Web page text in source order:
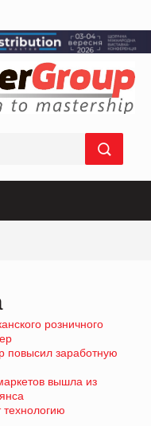
розничного
повысил заработную
вышла из
технологию